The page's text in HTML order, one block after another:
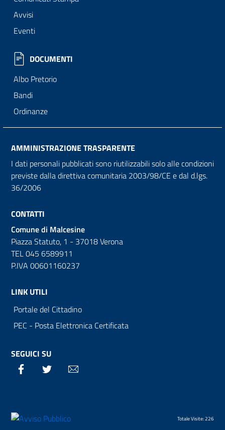
Avvisi
Eventi
DOCUMENTI
Albo Pretorio
Bandi
Ordinanze
AMMINISTRAZIONE TRASPARENTE
I dati personali pubblicati sono riutilizzabili solo alle condizioni
previste dalla direttiva comunitaria 2003/98/CE e dal d.lgs.
36/2006
CONTATTI
Comune di Malcesine
Piazza Statuto, 1 - 37018 Verona
TEL 045 6589911
P.IVA 00601160237
LINK UTILI
Portale del Cittadino
PEC - Posta Elettronica Certificata
SEGUICI SU
Facebook Twitter
Totale Visite: 226